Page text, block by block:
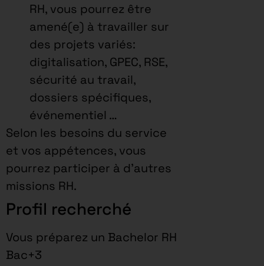
RH, vous pourrez être
amené(e) à travailler sur
des projets variés:
digitalisation, GPEC, RSE,
sécurité au travail,
dossiers spécifiques,
événementiel …
Selon les besoins du service
et vos appétences, vous
pourrez participer à d’autres
missions RH.
Profil recherché
Vous préparez un Bachelor RH
Bac+3